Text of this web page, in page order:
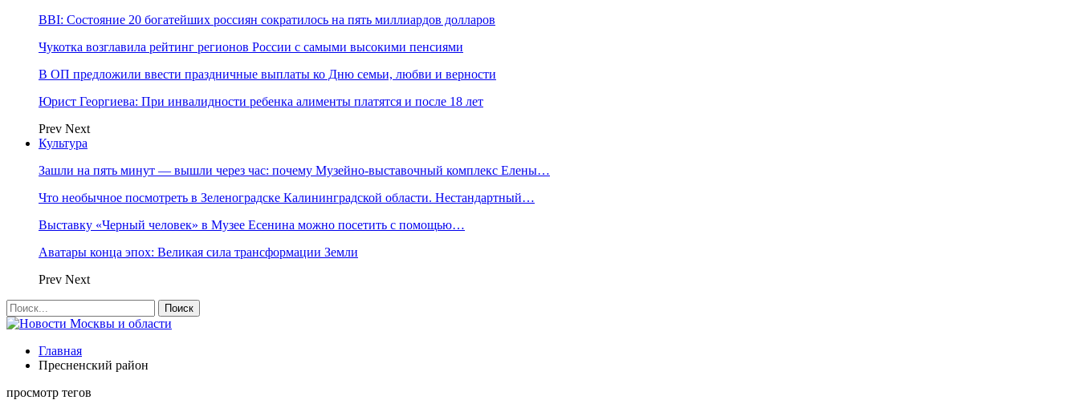
BBI: Состояние 20 богатейших россиян сократилось на пять миллиардов долларов
Чукотка возглавила рейтинг регионов России с самыми высокими пенсиями
В ОП предложили ввести праздничные выплаты ко Дню семьи, любви и верности
Юрист Георгиева: При инвалидности ребенка алименты платятся и после 18 лет
Prev Next
Культура
Зашли на пять минут — вышли через час: почему Музейно-выставочный комплекс Елены…
Что необычное посмотреть в Зеленоградске Калининградской области. Нестандартный…
Выставку «Черный человек» в Музее Есенина можно посетить с помощью…
Аватары конца эпох: Великая сила трансформации Земли
Prev Next
Главная
Пресненский район
просмотр тегов